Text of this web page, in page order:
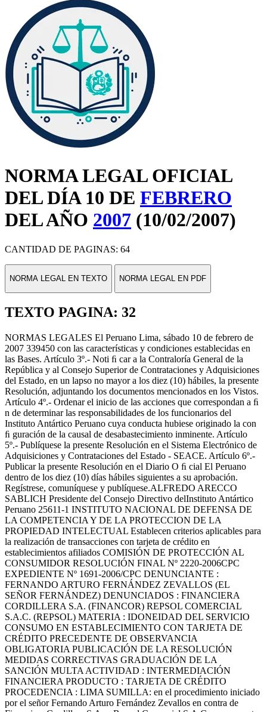
NORMA LEGAL OFICIAL
DEL DÍA 10 DE FEBRERO
DEL AÑO 2007 (10/02/2007)
CANTIDAD DE PAGINAS: 64
NORMA LEGAL EN TEXTO NORMA LEGAL EN PDF
TEXTO PAGINA: 32
NORMAS LEGALES El Peruano Lima, sábado 10 de febrero de
2007 339450 con las características y condiciones establecidas en
las Bases. Artículo 3º.- Noti ﬁ car a la Contraloría General de la
República y al Consejo Superior de Contrataciones y Adquisiciones
del Estado, en un lapso no mayor a los diez (10) hábiles, la presente
Resolución, adjuntando los documentos mencionados en los Vistos.
Artículo 4º.- Ordenar el inicio de las acciones que correspondan a ﬁ
n de determinar las responsabilidades de los funcionarios del
Instituto Antártico Peruano cuya conducta hubiese originado la con
ﬁ guración de la causal de desabastecimiento inminente. Artículo
5º.- Publíquese la presente Resolución en el Sistema Electrónico de
Adquisiciones y Contrataciones del Estado - SEACE. Artículo 6º.-
Publicar la presente Resolución en el Diario O ﬁ cial El Peruano
dentro de los diez (10) días hábiles siguientes a su aprobación.
Regístrese, comuníquese y publíquese.ALFREDO ARECCO
SABLICH Presidente del Consejo Directivo delInstituto Antártico
Peruano 25611-1 INSTITUTO NACIONAL DE DEFENSA DE
LA COMPETENCIA Y DE LA PROTECCION DE LA
PROPIEDAD INTELECTUAL Establecen criterios aplicables para
la realización de transacciones con tarjeta de crédito en
establecimientos afiliados COMISIÓN DE PROTECCIÓN AL
CONSUMIDOR RESOLUCIÓN FINAL Nº 2220-2006CPC
EXPEDIENTE Nº 1691-2006/CPC DENUNCIANTE :
FERNANDO ARTURO FERNÁNDEZ ZEVALLOS (EL
SEÑOR FERNÁNDEZ) DENUNCIADOS : FINANCIERA
CORDILLERA S.A. (FINANCOR) REPSOL COMERCIAL
S.A.C. (REPSOL) MATERIA : IDONEIDAD DEL SERVICIO
CONSUMO EN ESTABLECIMIENTO CON TARJETA DE
CRÉDITO PRECEDENTE DE OBSERVANCIA
OBLIGATORIA PUBLICACIÓN DE LA RESOLUCIÓN
MEDIDAS CORRECTIVAS GRADUACIÓN DE LA
SANCIÓN MULTA ACTIVIDAD : INTERMEDIACIÓN
FINANCIERA PRODUCTO : TARJETA DE CRÉDITO
PROCEDENCIA : LIMA SUMILLA: en el procedimiento iniciado
por el señor Fernando Arturo Fernández Zevallos en contra de